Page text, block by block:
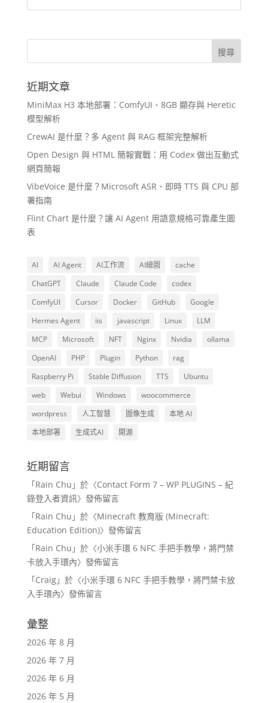
近期文章
MiniMax H3 本地部署：ComfyUI、8GB 顯存與 Heretic
模型解析
CrewAI 是什麼？多 Agent 與 RAG 框架完整解析
Open Design 與 HTML 簡報實戰：用 Codex 做出互動式
網頁簡報
VibeVoice 是什麼？Microsoft ASR、即時 TTS 與 CPU 部
署指南
Flint Chart 是什麼？讓 AI Agent 用語意規格可靠產生圖
表
AI AI Agent AI工作流 AI繪圖
cache
ChatGPT
Claude Claude Code
codex
ComfyUI
Cursor Docker GitHub
Google
Hermes Agent
iis javascript Linux
LLM
MCP
Microsoft NFT Nginx Nvidia
ollama
OpenAI
PHP Plugin Python
rag
Raspberry Pi
Stable Diffusion TTS
Ubuntu
web
Webui Windows
woocommerce
wordpress
人工智慧 圖像生成
本地 AI
本地部署
生成式AI 開源
近期留言
「Rain Chu 」於〈Contact Form 7 – WP PLUGINS – 紀
錄登入者資訊〉發佈留言
「Rain Chu 」於〈Minecraft 教育版 (Minecraft:
Education Edition)〉發佈留言
「Rain Chu 」於〈小米手環 6 NFC 手把手教學，將門禁
卡放入手環內〉發佈留言
「Craig」於〈小米手環 6 NFC 手把手教學，將門禁卡放
入手環內〉發佈留言
彙整
2026 年 8 月
2026 年 7 月
2026 年 6 月
2026 年 5 月